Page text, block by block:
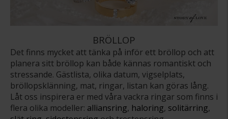
BRÖLLOP
Det finns mycket att tänka på inför ett bröllop och att
planera sitt bröllop kan både kännas romantiskt och
stressande. Gästlista, olika datum, vigselplats,
bröllopsklänning, mat, ringar, listan kan göras lång.
Låt oss inspirera er med våra vackra ringar som finns i
flera olika modeller: alliansring, haloring, solitärring,